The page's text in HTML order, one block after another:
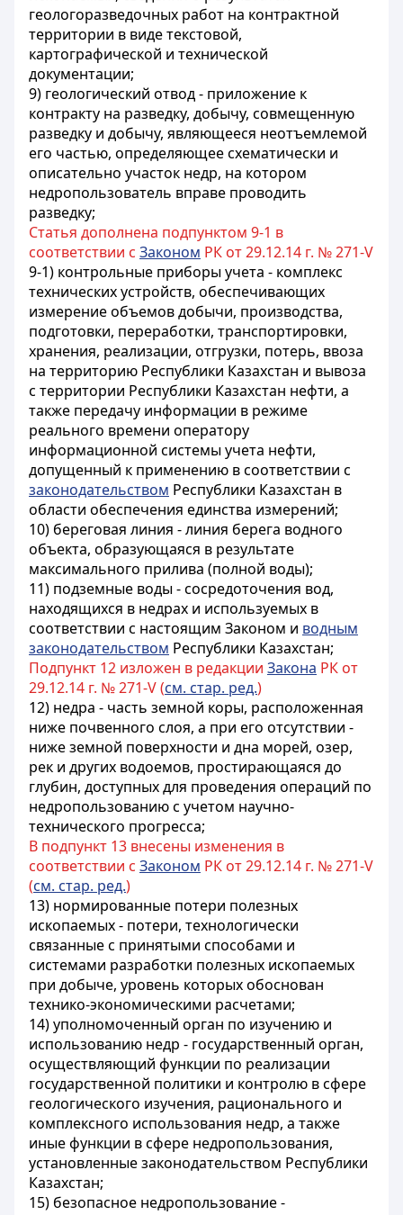
геологоразведочных работ на контрактной
территории в виде текстовой,
картографической и технической
документации;
9) геологический отвод - приложение к
контракту на разведку, добычу, совмещенную
разведку и добычу, являющееся неотъемлемой
его частью, определяющее схематически и
описательно участок недр, на котором
недропользователь вправе проводить
разведку;
Статья дополнена подпунктом 9-1 в
соответствии с Законом РК от 29.12.14 г. № 271-V
9-1) контрольные приборы учета - комплекс
технических устройств, обеспечивающих
измерение объемов добычи, производства,
подготовки, переработки, транспортировки,
хранения, реализации, отгрузки, потерь, ввоза
на территорию Республики Казахстан и вывоза
с территории Республики Казахстан нефти, а
также передачу информации в режиме
реального времени оператору
информационной системы учета нефти,
допущенный к применению в соответствии с
законодательством Республики Казахстан в
области обеспечения единства измерений;
10) береговая линия - линия берега водного
объекта, образующаяся в результате
максимального прилива (полной воды);
11) подземные воды - сосредоточения вод,
находящихся в недрах и используемых в
соответствии с настоящим Законом и водным
законодательством Республики Казахстан;
Подпункт 12 изложен в редакции Закона РК от
29.12.14 г. № 271-V (см. стар. ред.)
12) недра - часть земной коры, расположенная
ниже почвенного слоя, а при его отсутствии -
ниже земной поверхности и дна морей, озер,
рек и других водоемов, простирающаяся до
глубин, доступных для проведения операций по
недропользованию с учетом научно-
технического прогресса;
В подпункт 13 внесены изменения в
соответствии с Законом РК от 29.12.14 г. № 271-V
(см. стар. ред.)
13) нормированные потери полезных
ископаемых - потери, технологически
связанные с принятыми способами и
системами разработки полезных ископаемых
при добыче, уровень которых обоснован
технико-экономическими расчетами;
14) уполномоченный орган по изучению и
использованию недр - государственный орган,
осуществляющий функции по реализации
государственной политики и контролю в сфере
геологического изучения, рационального и
комплексного использования недр, а также
иные функции в сфере недропользования,
установленные законодательством Республики
Казахстан;
15) безопасное недропользование -